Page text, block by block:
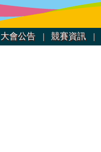
大會公告 | 競賽資訊 |